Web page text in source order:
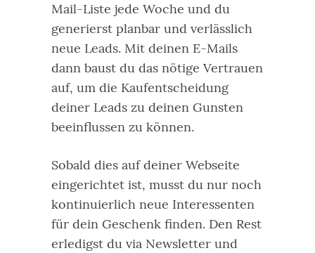
Mail-Liste jede Woche und du
generierst planbar und verlässlich
neue Leads. Mit deinen E-Mails
dann baust du das nötige Vertrauen
auf, um die Kaufentscheidung
deiner Leads zu deinen Gunsten
beeinflussen zu können.
Sobald dies auf deiner Webseite
eingerichtet ist, musst du nur noch
kontinuierlich neue Interessenten
für dein Geschenk finden. Den Rest
erledigst du via Newsletter und